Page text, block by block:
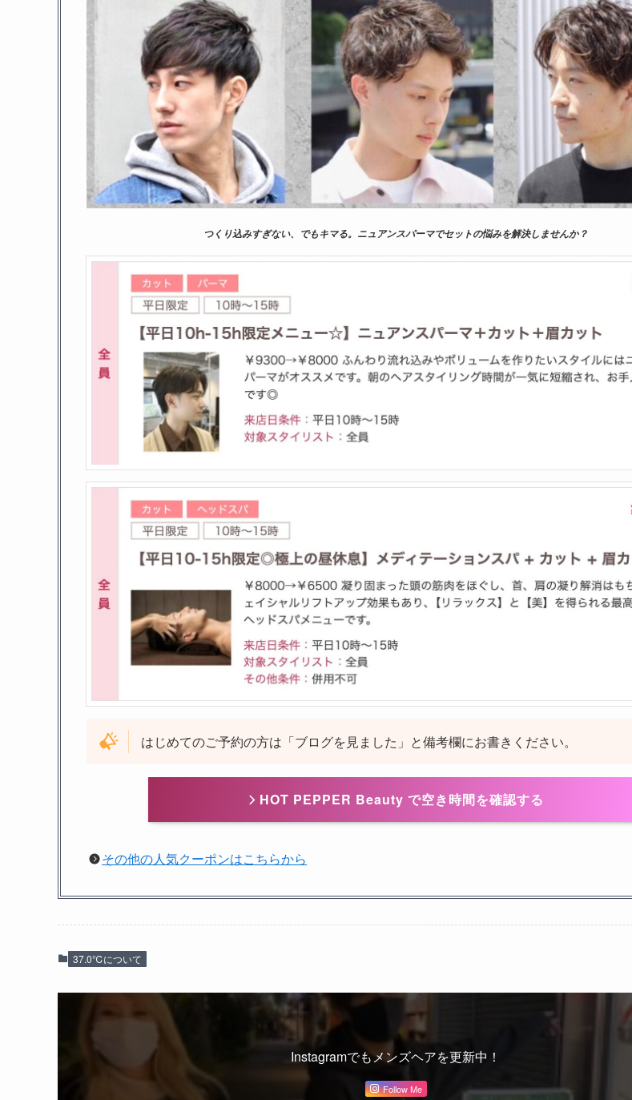
つくり込みすぎない、でもキマる。ニュアンスパーマでセットの悩みを解決しませんか？
はじめてのご予約の方は「ブログを見ました」と備考欄にお書きください。
HOT PEPPER Beauty で空き時間を確認する
その他の人気クーポンはこちらから
37.0℃について
Instagramでもメンズヘアを更新中！
Follow Me